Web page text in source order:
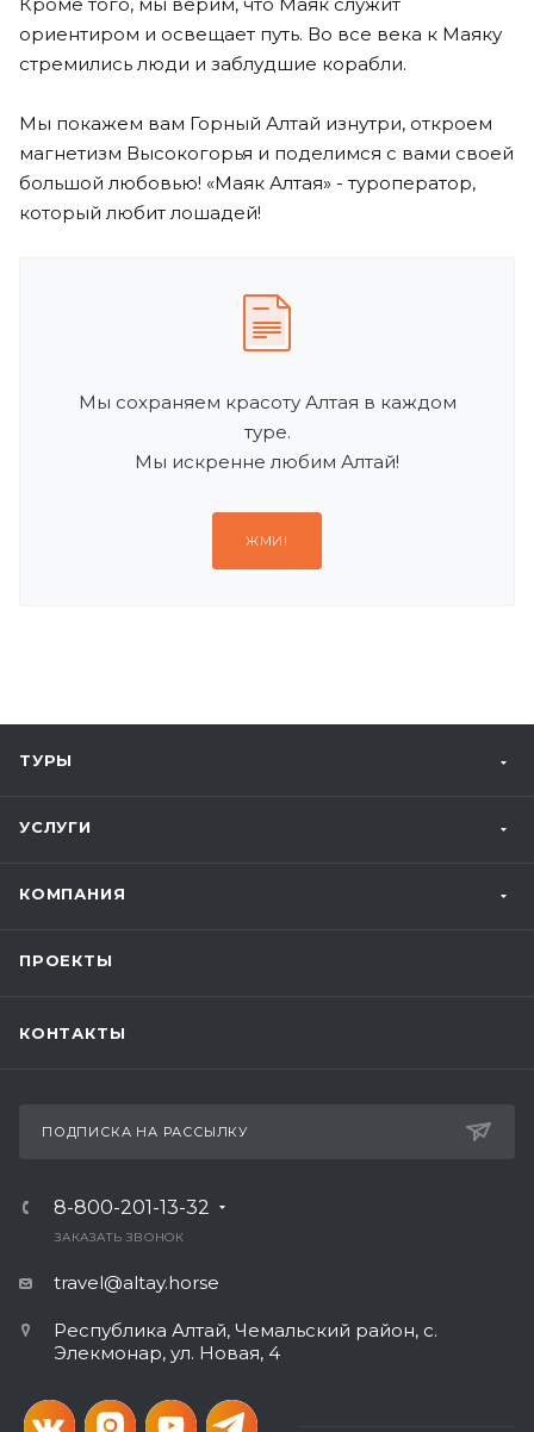
Кроме того, мы верим, что Маяк служит
ориентиром и освещает путь. Во все века к Маяку
стремились люди и заблудшие корабли.
Мы покажем вам Горный Алтай изнутри, откроем
магнетизм Высокогорья и поделимся с вами своей
большой любовью! «Маяк Алтая» - туроператор,
который любит лошадей!
Мы сохраняем красоту Алтая в каждом
туре.
Мы искренне любим Алтай!
ЖМИ!
ТУРЫ
УСЛУГИ
КОМПАНИЯ
ПРОЕКТЫ
КОНТАКТЫ
ПОДПИСКА НА РАССЫЛКУ
8-800-201-13-32
ЗАКАЗАТЬ ЗВОНОК
travel@altay.horse
Республика Алтай, Чемальский район, с.
Элекмонар, ул. Новая, 4